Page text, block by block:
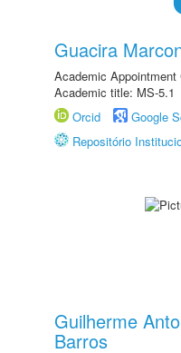
Guacira
Academic
Academic title: MS-5.1
Orcid
Google
Repositório
Guilherme
Barros